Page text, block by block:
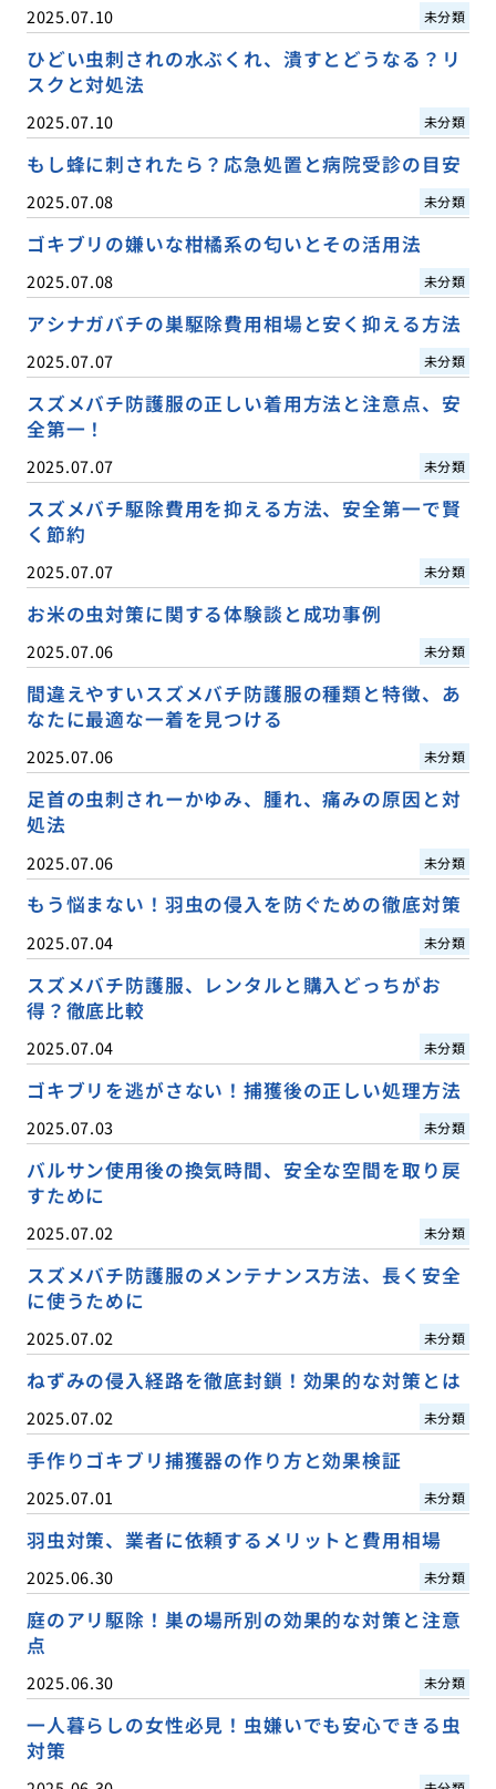
2025.07.10 未分類
ひどい虫刺されの水ぶくれ、潰すとどうなる？リ
スクと対処法
2025.07.10 未分類
もし蜂に刺されたら？応急処置と病院受診の目安
2025.07.08 未分類
ゴキブリの嫌いな柑橘系の匂いとその活用法
2025.07.08 未分類
アシナガバチの巣駆除費用相場と安く抑える方法
2025.07.07 未分類
スズメバチ防護服の正しい着用方法と注意点、安
全第一！
2025.07.07 未分類
スズメバチ駆除費用を抑える方法、安全第一で賢
く節約
2025.07.07 未分類
お米の虫対策に関する体験談と成功事例
2025.07.06 未分類
間違えやすいスズメバチ防護服の種類と特徴、あ
なたに最適な一着を見つける
2025.07.06 未分類
足首の虫刺されーかゆみ、腫れ、痛みの原因と対
処法
2025.07.06 未分類
もう悩まない！羽虫の侵入を防ぐための徹底対策
2025.07.04 未分類
スズメバチ防護服、レンタルと購入どっちがお
得？徹底比較
2025.07.04 未分類
ゴキブリを逃がさない！捕獲後の正しい処理方法
2025.07.03 未分類
バルサン使用後の換気時間、安全な空間を取り戻
すために
2025.07.02 未分類
スズメバチ防護服のメンテナンス方法、長く安全
に使うために
2025.07.02 未分類
ねずみの侵入経路を徹底封鎖！効果的な対策とは
2025.07.02 未分類
手作りゴキブリ捕獲器の作り方と効果検証
2025.07.01 未分類
羽虫対策、業者に依頼するメリットと費用相場
2025.06.30 未分類
庭のアリ駆除！巣の場所別の効果的な対策と注意
点
2025.06.30 未分類
一人暮らしの女性必見！虫嫌いでも安心できる虫
対策